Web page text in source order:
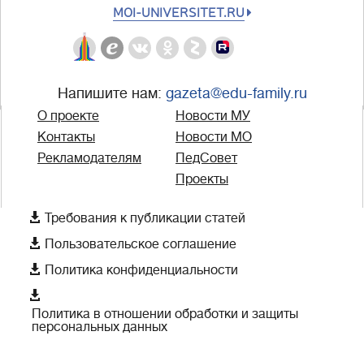
MOI-UNIVERSITET.RU
Напишите нам: gazeta@edu-family.ru
О проекте
Контакты
Рекламодателям
Новости МУ
Новости МО
ПедСовет
Проекты
 Требования к публикации статей
 Пользовательское соглашение
 Политика конфиденциальности

Политика в отношении обработки и защиты
персональных данных